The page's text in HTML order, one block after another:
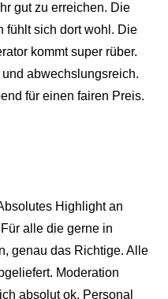
gut zu erreichen. Die
fühlt sich dort wohl. Die
kommt super rüber.
abwechslungsreich.
für einen fairen Preis.
Highlight an
alle die gerne in
genau das Richtige. Alle
Moderation
absolut ok. Personal